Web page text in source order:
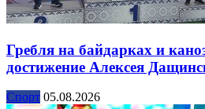
Гребля на байдарках и
достижение Алексея
Спорт 05.08.2026